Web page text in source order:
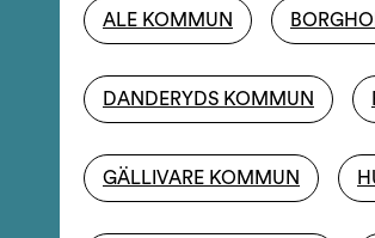
ALE KOMMUN
DANDERYDS KOMMUN
GÄLLIVARE KOMMUN